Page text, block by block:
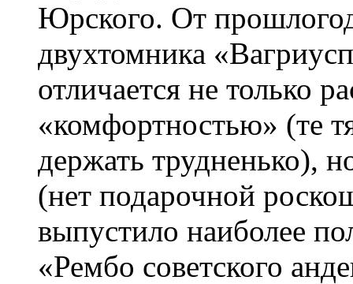
Юрского. От
двухтомника
отличается не только
«комфортностью» (те
держать трудненько),
(нет подарочной
выпустило наиболее
«Рембо советского